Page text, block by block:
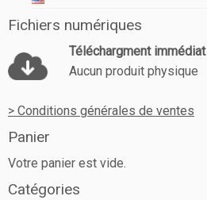
Fichiers numériques
Téléchargment immédiat
Aucun produit physique
> Conditions générales de ventes
Panier
Votre panier est vide.
Catégories